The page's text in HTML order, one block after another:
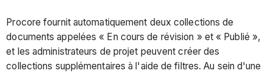
d'autorisations
Type
d'autorisation
Vue
Procore fournit automatiquement deux collections de
documents appelées « En cours de révision » et « Publié »,
et les administrateurs de projet peuvent créer des
collections supplémentaires à l'aide de filtres. Au sein d'une